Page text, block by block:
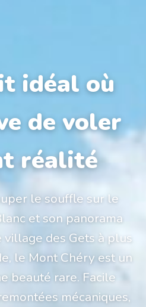
idéal où
de voler
réalité
le souffle sur le
et son panorama
des Gets à plus
le Mont Chéry est un
beauté rare. Facile
mécaniques,